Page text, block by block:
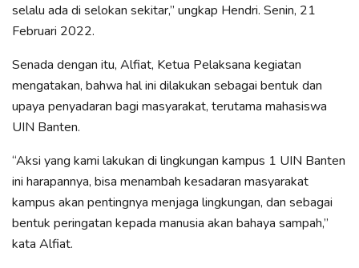
selalu ada di selokan sekitar,” ungkap Hendri. Senin, 21
Februari 2022.
Senada dengan itu, Alfiat, Ketua Pelaksana kegiatan
mengatakan, bahwa hal ini dilakukan sebagai bentuk dan
upaya penyadaran bagi masyarakat, terutama mahasiswa
UIN Banten.
“Aksi yang kami lakukan di lingkungan kampus 1 UIN Banten
ini harapannya, bisa menambah kesadaran masyarakat
kampus akan pentingnya menjaga lingkungan, dan sebagai
bentuk peringatan kepada manusia akan bahaya sampah,”
kata Alfiat.